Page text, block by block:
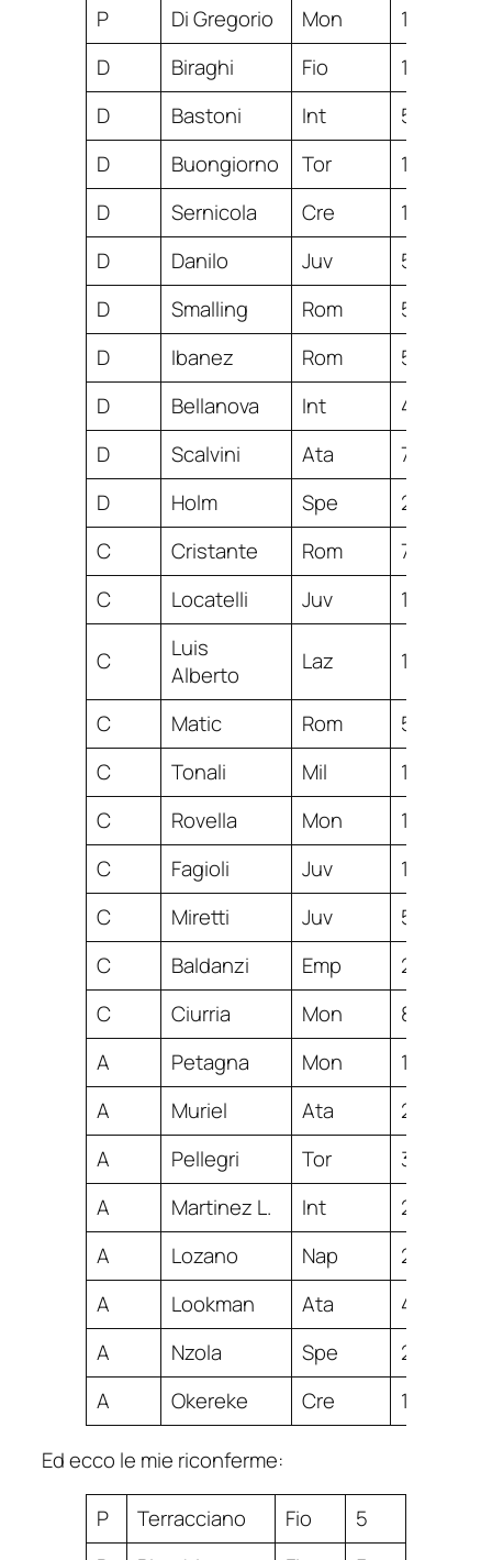
P
Di Gregorio Mon
1
D
Biraghi Fio
10
D
Bastoni Int
5
D
Buongiorno Tor
1
D
Sernicola Cre
1
D
Danilo Juv
5
D
Smalling Rom
5
D
Ibanez Rom
5
D
Bellanova Int
4
D
Scalvini Ata
7
D
Holm Spe
2
C
Cristante Rom
7
C
Locatelli Juv 10
C
Luis
Alberto
Laz 10
C Matic Rom
5
C
Tonali Mil
10
C
Rovella Mon
1
C
Fagioli Juv
15
C
Miretti Juv
5
C
Baldanzi Emp
22
C
Ciurria Mon
8
A
Petagna Mon
10
A
Muriel Ata
20
A
Pellegri Tor
3
A
Martinez L. Int
20
A
Lozano Nap
20
A
Lookman Ata
46
A
Nzola Spe
23
A
Okereke Cre 10
Ed ecco le mie riconferme:
P Terracciano Fio
5